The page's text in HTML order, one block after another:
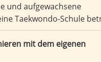
und aufgewachsene
Taekwondo-Schule
mit dem eigenen